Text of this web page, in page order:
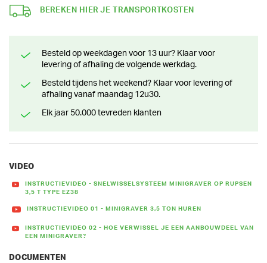
BEREKEN HIER JE TRANSPORTKOSTEN
Besteld op weekdagen voor 13 uur? Klaar voor
levering of afhaling de volgende werkdag.
Besteld tijdens het weekend? Klaar voor levering of
afhaling vanaf maandag 12u30.
Elk jaar 50.000 tevreden klanten
VIDEO
INSTRUCTIEVIDEO - SNELWISSELSYSTEEM MINIGRAVER OP RUPSEN
3,5 T TYPE EZ38
INSTRUCTIEVIDEO 01 - MINIGRAVER 3,5 TON HUREN
INSTRUCTIEVIDEO 02 - HOE VERWISSEL JE EEN AANBOUWDEEL VAN
EEN MINIGRAVER?
DOCUMENTEN